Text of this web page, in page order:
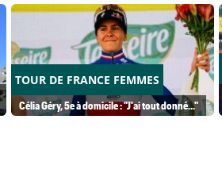
TOUR DE FRANCE FEMMES
Célia Géry, 5e à domicile : "J'ai tout donné..."